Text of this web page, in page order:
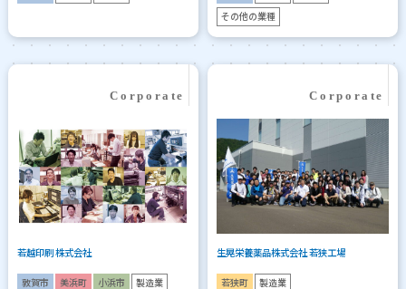
その他の業種
若越印刷 株式会社
敦賀市 美浜町 小浜市 製造業
生晃栄養薬品株式会社 若狭工場
若狭町 製造業